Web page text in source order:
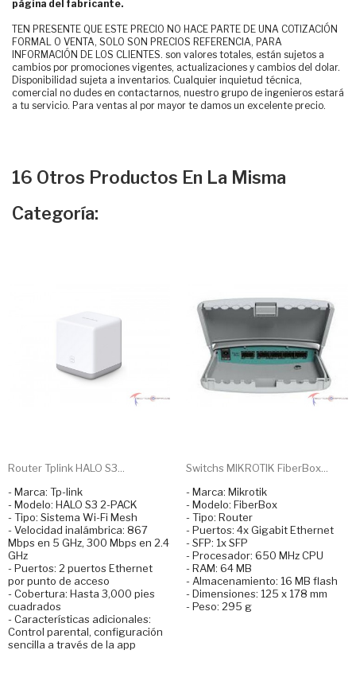
página del fabricante.
TEN PRESENTE QUE ESTE PRECIO NO HACE PARTE DE UNA COTIZACIÓN
FORMAL O VENTA, SOLO SON PRECIOS REFERENCIA, PARA
INFORMACIÓN DE LOS CLIENTES. son valores totales, están sujetos a
cambios por promociones vigentes, actualizaciones y cambios del dolar.
Disponibilidad sujeta a inventarios. Cualquier inquietud técnica,
comercial no dudes en contactarnos, nuestro grupo de ingenieros estará
a tu servicio. Para ventas al por mayor te damos un excelente precio.
16 Otros Productos En La Misma
Categoría:
Router Tplink HALO S3...
- Marca: Tp-link
- Modelo: HALO S3 2-PACK
- Tipo: Sistema Wi-Fi Mesh
- Velocidad inalámbrica: 867
Mbps en 5 GHz, 300 Mbps en 2.4
GHz
- Puertos: 2 puertos Ethernet
por punto de acceso
- Cobertura: Hasta 3,000 pies
cuadrados
- Características adicionales:
Control parental, configuración
sencilla a través de la app
Switchs MIKROTIK FiberBox...
- Marca: Mikrotik
- Modelo: FiberBox
- Tipo: Router
- Puertos: 4x Gigabit Ethernet
- SFP: 1x SFP
- Procesador: 650 MHz CPU
- RAM: 64 MB
- Almacenamiento: 16 MB flash
- Dimensiones: 125 x 178 mm
- Peso: 295 g